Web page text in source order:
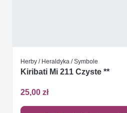
Herby / Heraldyka / Symbole
Kiribati Mi 211 Czyste **
25,00 zł